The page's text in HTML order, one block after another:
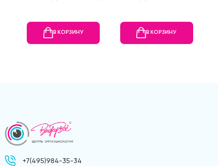
В КОРЗИНУ В КОРЗИНУ
+7(495)984-35-34